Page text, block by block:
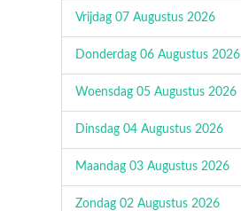
Vrijdag 07 Augustus 2026
Donderdag 06 Augustus 2026
Woensdag 05 Augustus 2026
Dinsdag 04 Augustus 2026
Maandag 03 Augustus 2026
Zondag 02 Augustus 2026